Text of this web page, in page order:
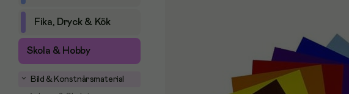
Fika, Dryck & Kök
Skola & Hobby
Bild & Konstnärsmaterial